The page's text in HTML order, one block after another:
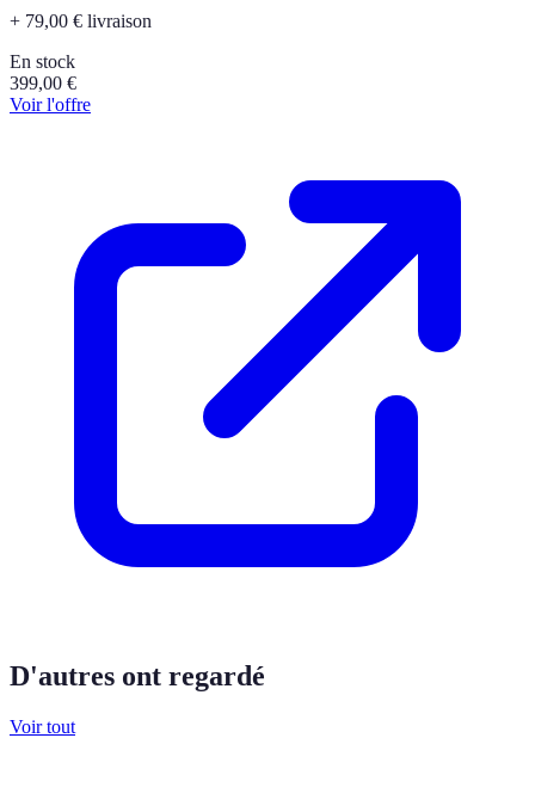
+ 79,00 € livraison
En stock
399,00 €
Voir l'offre
D'autres ont regardé
Voir tout